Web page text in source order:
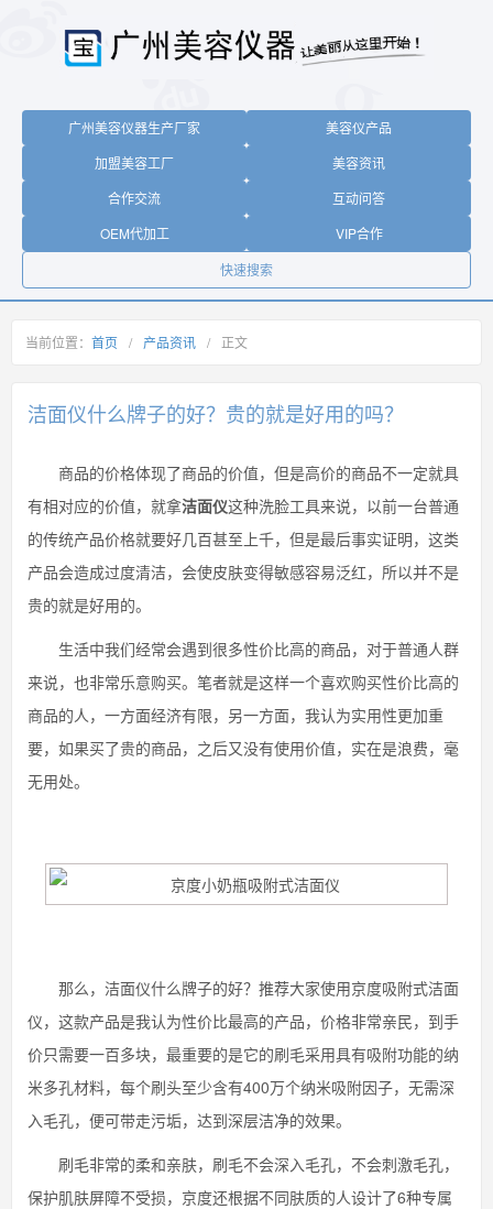
广州美容仪器生产厂家
美容仪产品
加盟美容工厂
美容资讯
合作交流
互动问答
OEM代加工
VIP合作
快速搜索
当前位置： 首页 / 产品资讯 / 正文
洁面仪什么牌子的好？贵的就是好用的吗？
商品的价格体现了商品的价值，但是高价的商品不一定就具
有相对应的价值，就拿洁面仪这种洗脸工具来说，以前一台普通
的传统产品价格就要好几百甚至上千，但是最后事实证明，这类
产品会造成过度清洁，会使皮肤变得敏感容易泛红，所以并不是
贵的就是好用的。
生活中我们经常会遇到很多性价比高的商品，对于普通人群
来说，也非常乐意购买。笔者就是这样一个喜欢购买性价比高的
商品的人，一方面经济有限，另一方面，我认为实用性更加重
要，如果买了贵的商品，之后又没有使用价值，实在是浪费，毫
无用处。
那么，洁面仪什么牌子的好？推荐大家使用京度吸附式洁面
仪，这款产品是我认为性价比最高的产品，价格非常亲民，到手
价只需要一百多块，最重要的是它的刷毛采用具有吸附功能的纳
米多孔材料，每个刷头至少含有400万个纳米吸附因子，无需深
入毛孔，便可带走污垢，达到深层洁净的效果。
刷毛非常的柔和亲肤，刷毛不会深入毛孔，不会刺激毛孔，
保护肌肤屏障不受损，京度还根据不同肤质的人设计了6种专属